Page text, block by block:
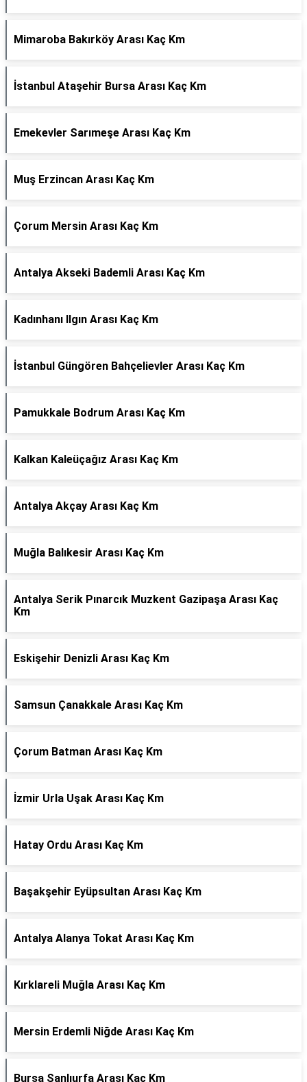
Mimaroba Bakırköy Arası Kaç Km
İstanbul Ataşehir Bursa Arası Kaç Km
Emekevler Sarımeşe Arası Kaç Km
Muş Erzincan Arası Kaç Km
Çorum Mersin Arası Kaç Km
Antalya Akseki Bademli Arası Kaç Km
Kadınhanı Ilgın Arası Kaç Km
İstanbul Güngören Bahçelievler Arası Kaç Km
Pamukkale Bodrum Arası Kaç Km
Kalkan Kaleüçağız Arası Kaç Km
Antalya Akçay Arası Kaç Km
Muğla Balıkesir Arası Kaç Km
Antalya Serik Pınarcık Muzkent Gazipaşa Arası Kaç
Km
Eskişehir Denizli Arası Kaç Km
Samsun Çanakkale Arası Kaç Km
Çorum Batman Arası Kaç Km
İzmir Urla Uşak Arası Kaç Km
Hatay Ordu Arası Kaç Km
Başakşehir Eyüpsultan Arası Kaç Km
Antalya Alanya Tokat Arası Kaç Km
Kırklareli Muğla Arası Kaç Km
Mersin Erdemli Niğde Arası Kaç Km
Bursa Şanlıurfa Arası Kaç Km